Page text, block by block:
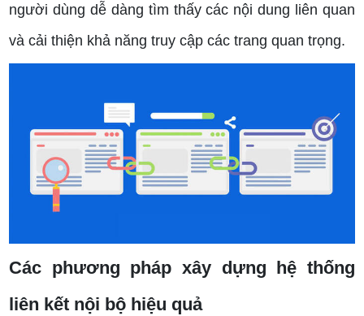
người dùng dễ dàng tìm thấy các nội dung liên quan
và cải thiện khả năng truy cập các trang quan trọng.
Các phương pháp xây dựng hệ thống
liên kết nội bộ hiệu quả